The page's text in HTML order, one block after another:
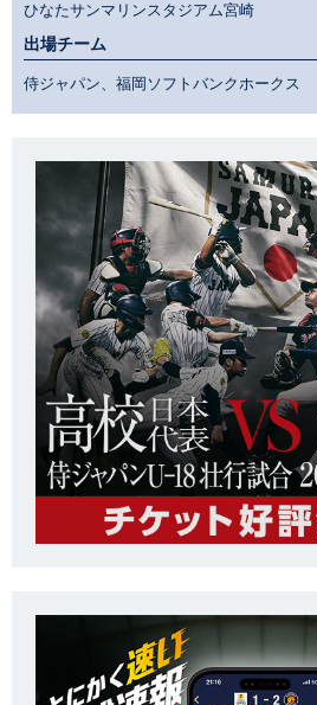
ひなたサンマリンスタジアム宮崎
出場チーム
侍ジャパン、福岡ソフトバンクホークス